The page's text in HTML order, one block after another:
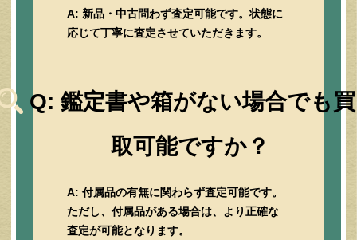
A: 新品・中古問わず査定可能です。状態に
応じて丁寧に査定させていただきます。
Q: 鑑定書や箱がない場合でも買
取可能ですか？
A: 付属品の有無に関わらず査定可能です。
ただし、付属品がある場合は、より正確な
査定が可能となります。